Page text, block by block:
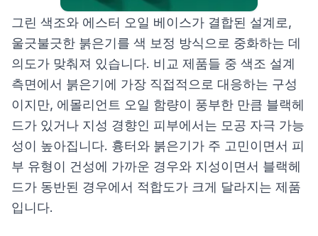
그린 색조와 에스터 오일 베이스가 결합된 설계로,
울긋불긋한 붉은기를 색 보정 방식으로 중화하는 데
의도가 맞춰져 있습니다. 비교 제품들 중 색조 설계
측면에서 붉은기에 가장 직접적으로 대응하는 구성
이지만, 에몰리언트 오일 함량이 풍부한 만큼 블랙헤
드가 있거나 지성 경향인 피부에서는 모공 자극 가능
성이 높아집니다. 흉터와 붉은기가 주 고민이면서 피
부 유형이 건성에 가까운 경우와 지성이면서 블랙헤
드가 동반된 경우에서 적합도가 크게 달라지는 제품
입니다.